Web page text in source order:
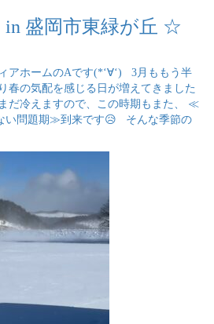
in 盛岡市東緑が丘 ☆
アホームのAです(*‘∀‘) 3月ももう半
春の気配を感じる日が増えてきました
だ冷えますので、この時期もまた、 ≪
い問題期≫到来です😥 そんな季節の